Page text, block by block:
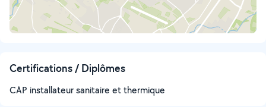
Certifications / Diplômes
CAP installateur sanitaire et thermique